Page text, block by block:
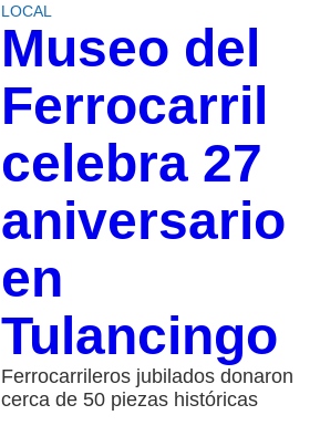
LOCAL
Museo del
Ferrocarril
celebra 27
aniversario
en
Tulancingo
Ferrocarrileros jubilados donaron
cerca de 50 piezas históricas